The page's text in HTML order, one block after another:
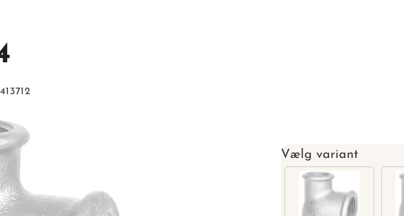
Vælg variant